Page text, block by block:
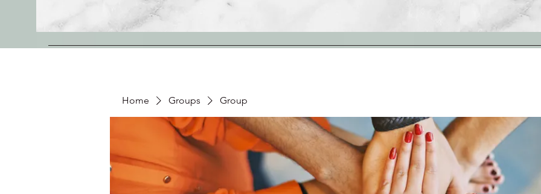
Home Groups Group